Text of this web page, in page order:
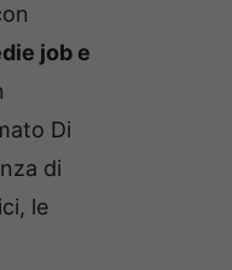
job e
Di
di
le